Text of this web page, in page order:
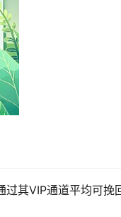
过其VIP通道平均可挽